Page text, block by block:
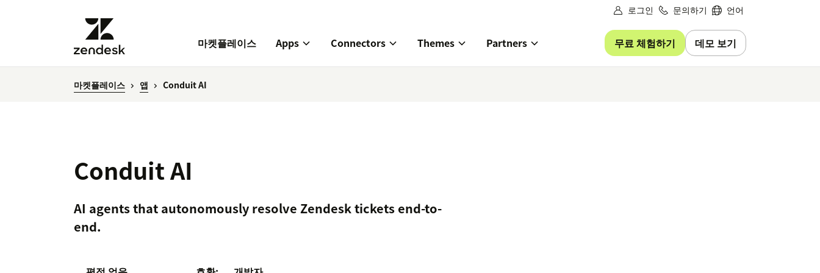
로그인 문의하기 언어
마켓플레이스 Apps Connectors Themes Partners 무료 체험하기 데모 보기
마켓플레이스 앱 Conduit AI
Conduit AI
AI agents that autonomously resolve Zendesk tickets end-to-
end.